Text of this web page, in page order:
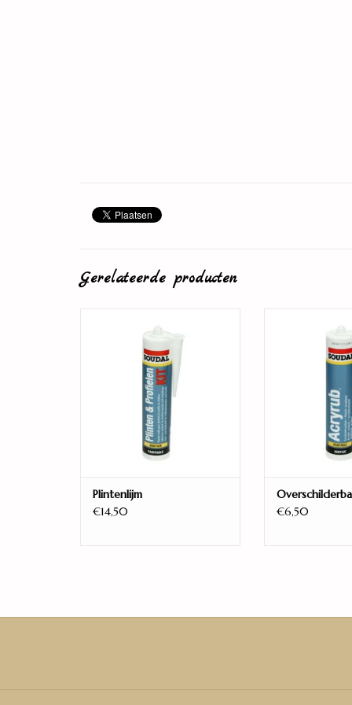
Gerelateerde producten
TOEVOEGEN AAN WINKELWAGEN
Plintenlijm
€14,50
TOEVOEGEN AAN
€6,50